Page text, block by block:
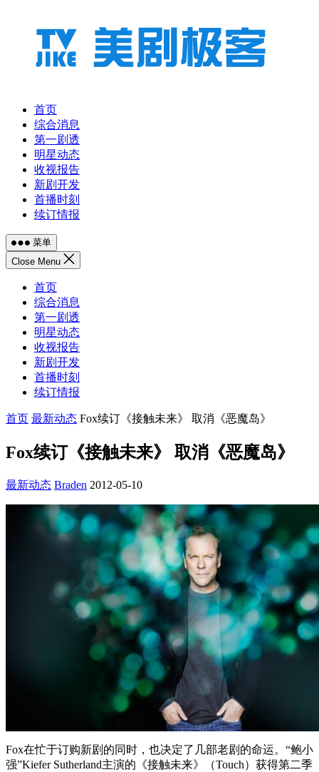
首页
综合消息
第一剧透
明星动态
收视报告
新剧开发
首播时刻
续订情报
菜单
Close Menu
首页
综合消息
第一剧透
明星动态
收视报告
新剧开发
首播时刻
续订情报
首页 最新动态 Fox续订《接触未来》 取消《恶魔岛》
Fox续订《接触未来》 取消《恶魔岛》
最新动态 Braden 2012-05-10
Fox在忙于订购新剧的同时，也决定了几部老剧的命运。“鲍小
强”Kiefer Sutherland主演的《接触未来》（Touch）获得第二季